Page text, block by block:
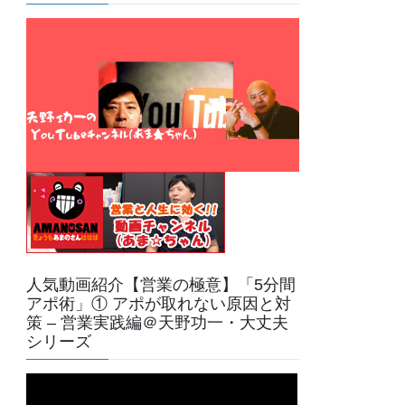
人気動画紹介【営業の極意】「5分間
アポ術」① アポが取れない原因と対
策 – 営業実践編＠天野功一・大丈夫
シリーズ